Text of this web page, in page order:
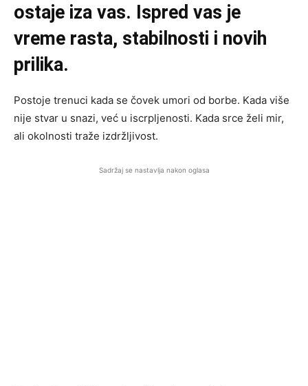
ostaje iza vas. Ispred vas je
vreme rasta, stabilnosti i novih
prilika.
Postoje trenuci kada se čovek umori od borbe. Kada više
nije stvar u snazi, već u iscrpljenosti. Kada srce želi mir,
ali okolnosti traže izdržljivost.
Sadržaj se nastavlja nakon oglasa